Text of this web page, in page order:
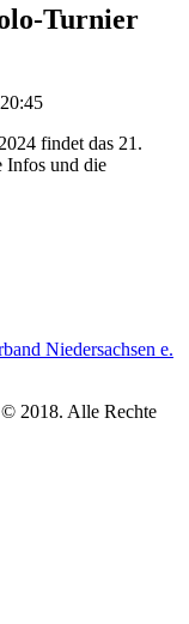
Turnier
findet das 21.
Infos und die
Niedersachsen e.
2018. Alle Rechte